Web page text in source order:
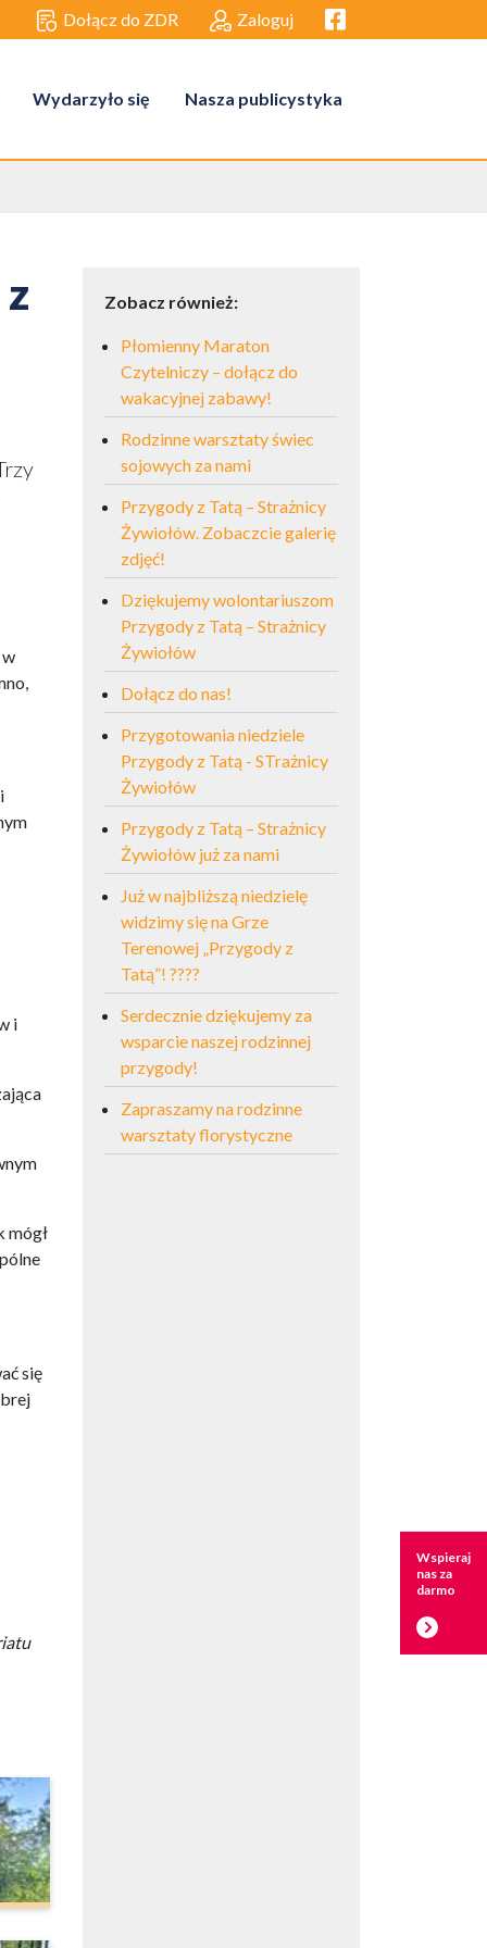
Dołącz do ZDR Zaloguj Facebook link
Wydarzyło się Nasza publicystyka
w
i
mógł
się
Zobacz również:
Płomienny Maraton
Czytelniczy – dołącz do
wakacyjnej zabawy!
Rodzinne warsztaty świec
sojowych za nami
Przygody z Tatą – Strażnicy
Żywiołów. Zobaczcie galerię
zdjęć!
Dziękujemy wolontariuszom
Przygody z Tatą – Strażnicy
Żywiołów
Dołącz do nas!
Przygotowania niedziele
Przygody z Tatą - STrażnicy
Żywiołów
Przygody z Tatą – Strażnicy
Żywiołów już za nami
Już w najbliższą niedzielę
widzimy się na Grze
Terenowej „Przygody z
Tatą”! ????
Serdecznie dziękujemy za
wsparcie naszej rodzinnej
przygody!
Zapraszamy na rodzinne
warsztaty florystyczne
Wspieraj
nas za
darmo